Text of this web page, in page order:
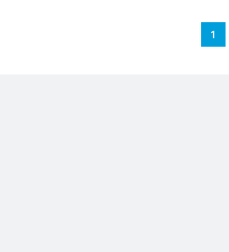
Veel plezier van de onderzetters!
1